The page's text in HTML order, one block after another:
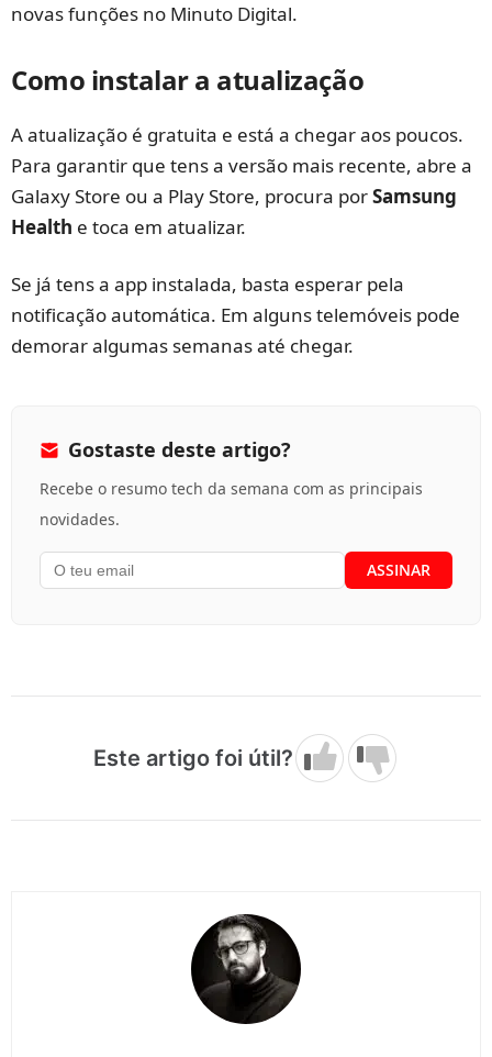
novas funções no Minuto Digital.
Como instalar a atualização
A atualização é gratuita e está a chegar aos poucos.
Para garantir que tens a versão mais recente, abre a
Galaxy Store ou a Play Store, procura porSamsung
Health e toca em atualizar.
Se já tens a app instalada, basta esperar pela
notificação automática. Em alguns telemóveis pode
demorar algumas semanas até chegar.
Gostaste deste artigo?
Recebe o resumo tech da semana com as principais
novidades.
Este artigo foi útil?